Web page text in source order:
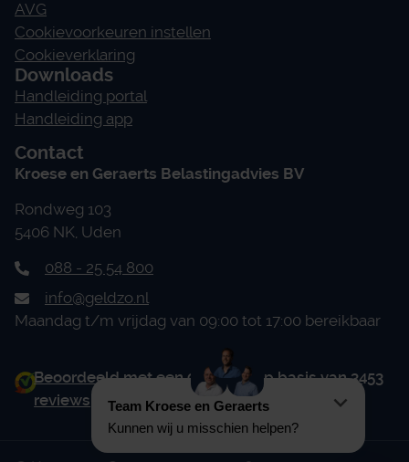
AVG
Cookievoorkeuren instellen
Cookieverklaring
Downloads
Handleiding portal
Handleiding app
Contact
Kroese en Geraerts Belastingadvies BV
Rondweg 103
5406 NK, Uden
088 - 25 54 800
info@geldzo.nl
Maandag t/m vrijdag van 09:00 tot 17:00 bereikbaar
Beoordeeld met een 9.0 uit 10 op basis van 3453
reviews